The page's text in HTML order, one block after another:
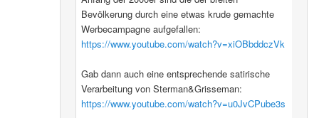
Bevölkerung durch eine etwas krude gemachte
Werbecampagne aufgefallen:
https://www.youtube.com/watch?v=xiOBbddczVk
Gab dann auch eine entsprechende satirische
Verarbeitung von Sterman&Grisseman:
https://www.youtube.com/watch?v=u0JvCPube3s